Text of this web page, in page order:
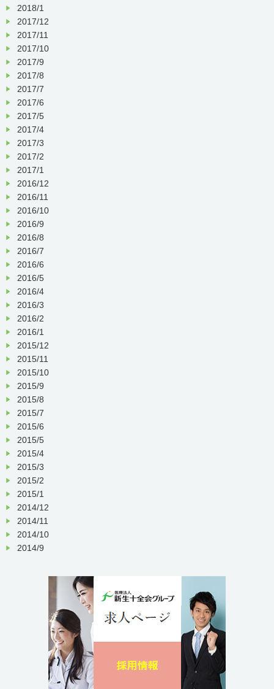
2018/1
2017/12
2017/11
2017/10
2017/9
2017/8
2017/7
2017/6
2017/5
2017/4
2017/3
2017/2
2017/1
2016/12
2016/11
2016/10
2016/9
2016/8
2016/7
2016/6
2016/5
2016/4
2016/3
2016/2
2016/1
2015/12
2015/11
2015/10
2015/9
2015/8
2015/7
2015/6
2015/5
2015/4
2015/3
2015/2
2015/1
2014/12
2014/11
2014/10
2014/9